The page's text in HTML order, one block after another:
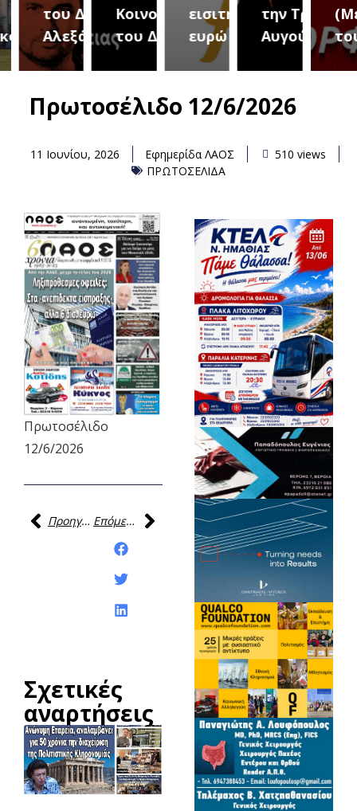
του Δήμου
Αλεξάνδρειας
Κοινοτήτων
του Δήμου
εισιτήριο 2
ευρώ
την Τρίτη 18
Αυγούστουτου
Πρωτοσέλιδο 12/6/2026
11 Ιουνίου, 2026 Εφημερίδα ΛΑΟΣ
510 views
ΠΡΩΤΟΣΕΛΙΔΑ
Πρωτοσέλιδο
12/6/2026
Προηγούμενη
Επόμενη
Σχετικές
αναρτήσεις